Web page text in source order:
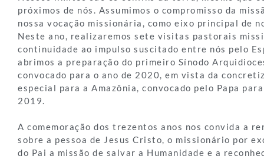
próximos de nós. Assumimos o compromisso da
nossa vocação missionária, como eixo principal de
Neste ano, realizaremos sete visitas pastorais
continuidade ao impulso suscitado entre nós pelo
abrimos a preparação do primeiro Sínodo
convocado para o ano de 2020, em vista da
especial para a Amazônia, convocado pelo Papa
2019.
A comemoração dos trezentos anos nos convida a
sobre a pessoa de Jesus Cristo, o missionário por
do Pai a missão de salvar a Humanidade e a